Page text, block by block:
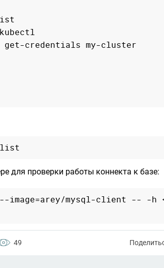
credentials my-cluster
для проверки работы коннекта к базе:
mysql-client -- -h
49